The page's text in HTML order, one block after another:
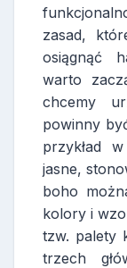
zasad,
osiągnąć
warto
chcemy
powinny
przykład
jasne,
boho
kolory i
tzw. palety
trzech